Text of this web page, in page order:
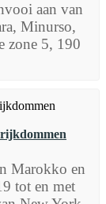
aan van
Minurso,
zone 5, 190
Marokko en
tot en met